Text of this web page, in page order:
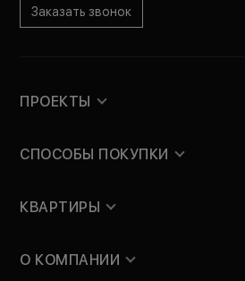
Заказать звонок
ПРОЕКТЫ
СПОСОБЫ ПОКУПКИ
КВАРТИРЫ
О КОМПАНИИ